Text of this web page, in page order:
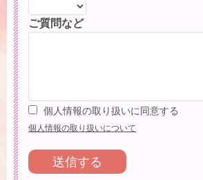
ご質問など
個人情報の取り扱いに同意する
個人情報の取り扱いについて